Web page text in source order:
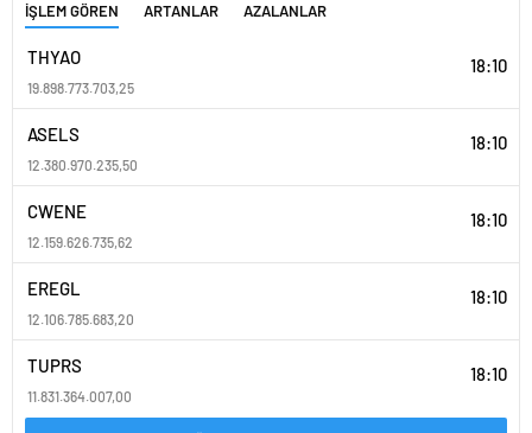
İŞLEM GÖREN ARTANLAR AZALANLAR
THYAO
19.898.773.703,25
18:10
ASELS
12.380.970.235,50
18:10
CWENE
12.159.626.735,62
18:10
EREGL
12.106.785.683,20
18:10
TUPRS
11.831.364.007,00
18:10